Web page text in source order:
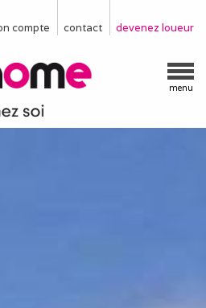
devenez loueur
contact
compte
menu